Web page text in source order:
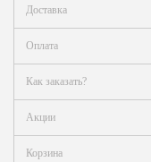
Контакты
Распродажа
Как
сделать
заказ?
Оплата
Доставка
Оплата
Как заказать?
Акции
Корзина